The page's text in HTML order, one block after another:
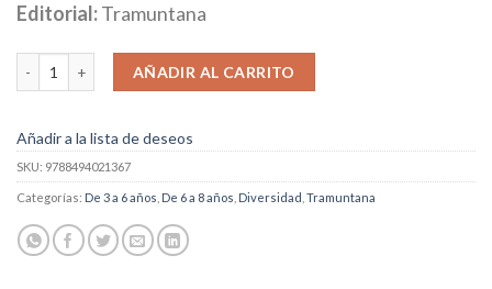
Editorial:Tramuntana
Amos Y El País Negro cantidad
AÑADIR AL CARRITO
Añadir a la lista de deseos
SKU: 9788494021367
Categorías: De 3 a 6 años De 6 a 8 años Diversidad Tramuntana